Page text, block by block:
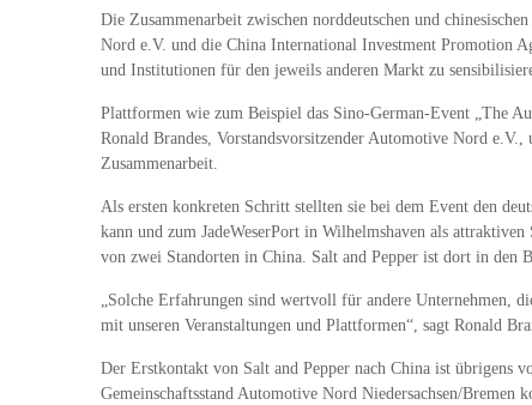
Die Zusammenarbeit zwischen norddeutschen und
Nord e.V. und die China International Investment Promotion
und Institutionen für den jeweils anderen Markt zu
Plattformen wie zum Beispiel das Sino-German-Event „The
Ronald Brandes, Vorstandsvorsitzender Automotive Nord
Zusammenarbeit.
Als ersten konkreten Schritt stellten sie bei dem Event den
kann und zum JadeWeserPort in Wilhelmshaven als
von zwei Standorten in China. Salt and Pepper ist dort in den
„Solche Erfahrungen sind wertvoll für andere Unternehmen,
mit unseren Veranstaltungen und Plattformen“, sagt Ronald
Der Erstkontakt von Salt and Pepper nach China ist übrigens
Gemeinschaftsstand Automotive Nord Niedersachsen/